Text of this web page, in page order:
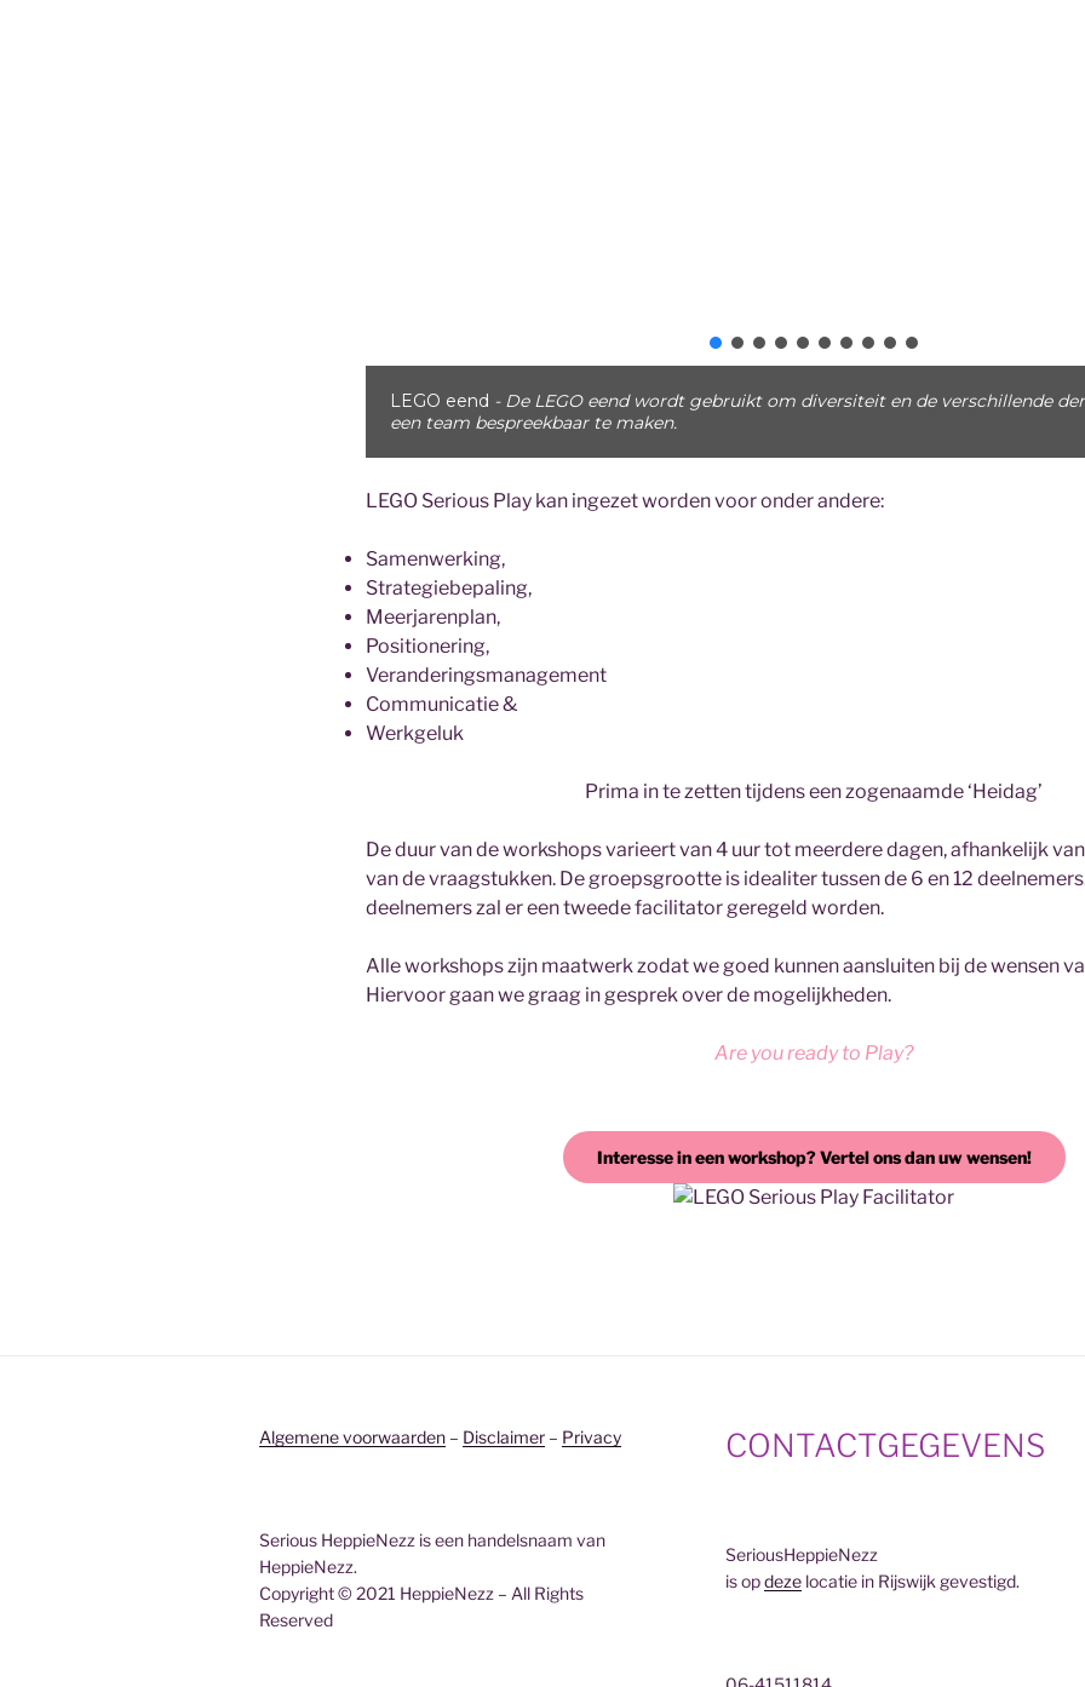
LEGO eend - De LEGO eend wordt gebruikt om diversiteit en de verschillende
een team bespreekbaar te maken.
LEGO Serious Play kan ingezet worden voor onder andere:
Samenwerking,
Strategiebepaling,
Meerjarenplan,
Positionering,
Veranderingsmanagement
Communicatie &
Werkgeluk
Prima in te zetten tijdens een zogenaamde ‘Heidag’
De duur van de workshops varieert van 4 uur tot meerdere dagen, afhankelijk
van de vraagstukken. De groepsgrootte is idealiter tussen de 6 en 12
deelnemers zal er een tweede facilitator geregeld worden.
Alle workshops zijn maatwerk zodat we goed kunnen aansluiten bij de wensen
Hiervoor gaan we graag in gesprek over de mogelijkheden.
Are you ready to Play?
Interesse in een workshop? Vertel ons dan uw wensen!
Algemene voorwaarden – Disclaimer – Privacy
Serious HeppieNezz is een handelsnaam van
HeppieNezz.
Copyright © 2021 HeppieNezz – All Rights
Reserved
CONTACTGEGEVENS
SeriousHeppieNezz
is opdezelocatie in Rijswijk gevestigd.